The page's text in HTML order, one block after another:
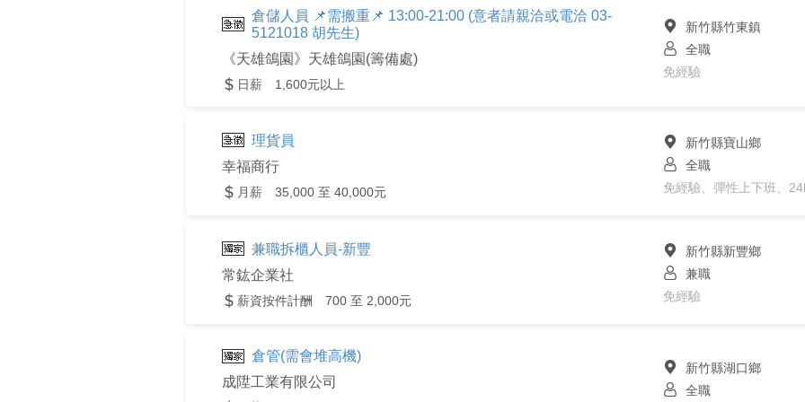
倉儲人員 📌需搬重📌 13:00-21:00 (意者請親洽或電洽 03-
5121018 胡先生)
《天雄鴿園》天雄鴿園(籌備處)
日薪 1,600元以上
新竹縣竹東鎮
全職
免經驗
理貨員
幸福商行
月薪 35,000 至 40,000元
新竹縣寶山鄉
全職
免經驗、彈性上下班、
兼職拆櫃人員-新豐
常鈜企業社
薪資按件計酬 700 至 2,000元
新竹縣新豐鄉
兼職
免經驗
倉管(需會堆高機)
成陞工業有限公司
新竹縣湖口鄉
全職